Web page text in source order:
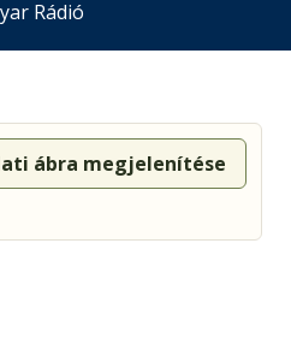
Rádió
ábra megjelenítése